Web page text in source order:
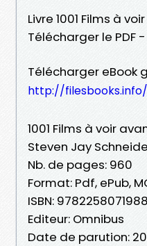
Livre 1001 Films à
Télécharger le PDF
Télécharger eBook
http://
1001 Films à voir
Steven Jay
Nb. de pages: 960
Format: Pdf, ePub,
ISBN: 9782258071988
Editeur: Omnibus
Date de parution: